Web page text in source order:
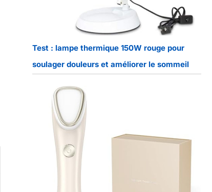
Test : lampe thermique 150W rouge pour
soulager douleurs et améliorer le sommeil